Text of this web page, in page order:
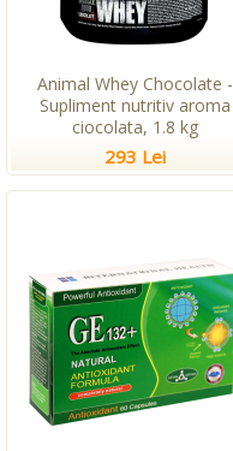
Animal Whey Chocolate -
Supliment nutritiv aroma
ciocolata, 1.8 kg
293 Lei